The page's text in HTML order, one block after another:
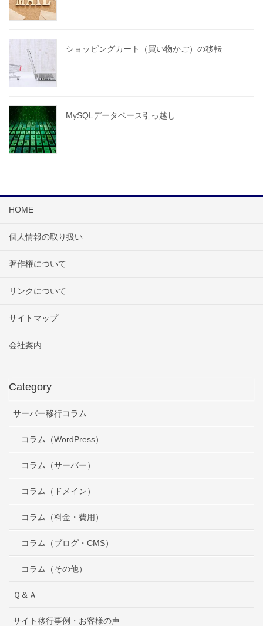
ショッピングカート（買い物かご）の移転
MySQLデータベース引っ越し
HOME
個人情報の取り扱い
著作権について
リンクについて
サイトマップ
会社案内
Category
サーバー移行コラム
コラム（WordPress）
コラム（サーバー）
コラム（ドメイン）
コラム（料金・費用）
コラム（ブログ・CMS）
コラム（その他）
Ｑ＆Ａ
サイト移行事例・お客様の声